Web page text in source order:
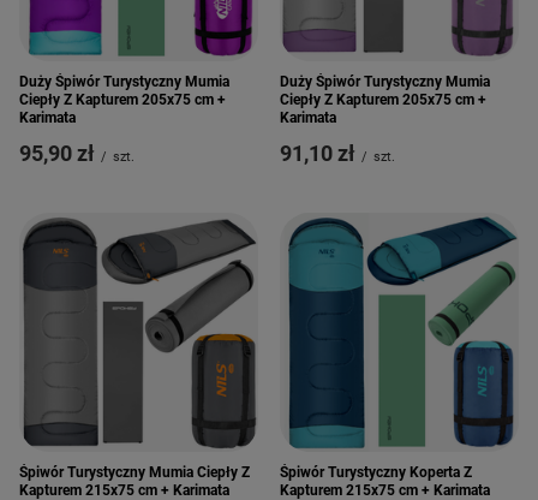
Duży Śpiwór Turystyczny Mumia
Ciepły Z Kapturem 205x75 cm +
Karimata
95,90 zł / szt.
Duży Śpiwór Turystyczny Mumia
Ciepły Z Kapturem 205x75 cm +
Karimata
91,10 zł / szt.
Śpiwór Turystyczny Mumia Ciepły Z
Kapturem 215x75 cm + Karimata
Śpiwór Turystyczny Koperta Z
Kapturem 215x75 cm + Karimata